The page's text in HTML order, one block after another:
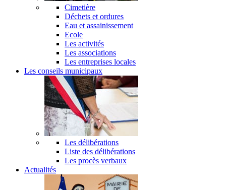
Cimetière
Déchets et ordures
Eau et assainissement
Ecole
Les activités
Les associations
Les entreprises locales
Les conseils municipaux
Les délibérations
Liste des délibérations
Les procès verbaux
Actualités